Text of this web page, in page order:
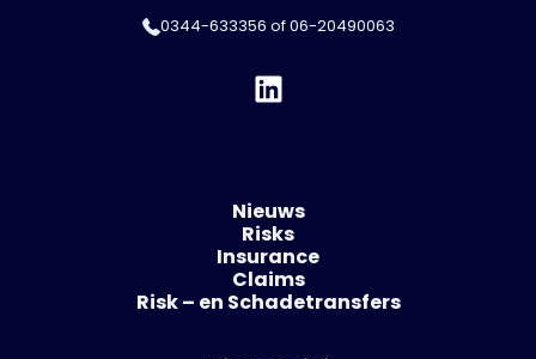
0344-633356 of06-20490063
Nieuws
Risks
Insurance
Claims
Risk – en Schadetransfers